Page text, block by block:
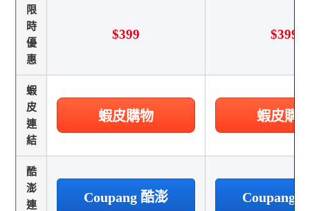
限
時
優
惠
$399 $399
蝦
皮
連
結
蝦皮購物 蝦皮購
酷
澎
連
Coupang 酷澎 Coupang